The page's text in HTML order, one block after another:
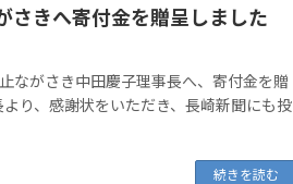
きへ寄付金を贈呈しました
ながさき中田慶子理事長へ、寄付金を贈
り、感謝状をいただき、長崎新聞にも投
続きを読む